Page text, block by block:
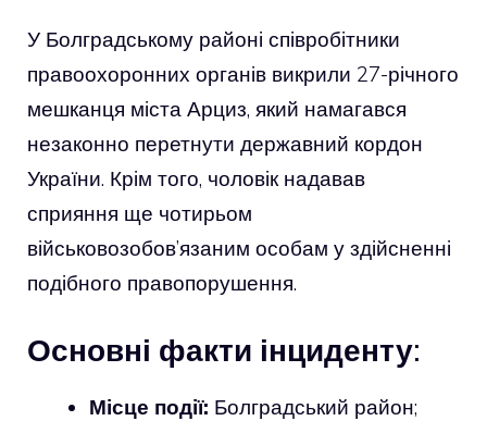
У Болградському районі співробітники
правоохоронних органів викрили 27-річного
мешканця міста Арциз, який намагався
незаконно перетнути державний кордон
України. Крім того, чоловік надавав
сприяння ще чотирьом
військовозобов’язаним особам у здійсненні
подібного правопорушення.
Основні факти інциденту:
Місце події: Болградський район;